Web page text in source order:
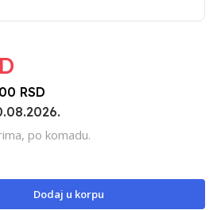
po komadu.
RSD
Dodaj u korpu